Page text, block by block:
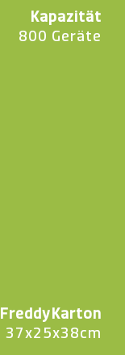
Kapazität
800 Geräte
37x25x38cm